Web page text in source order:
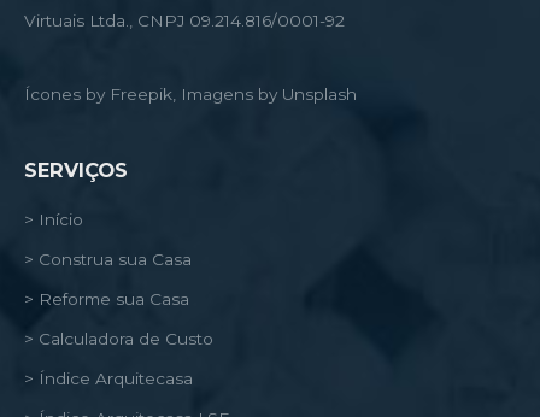
Virtuais Ltda., CNPJ 09.214.816/0001-92
Ícones by Freepik, Imagens by Unsplash
SERVIÇOS
> Início
> Construa sua Casa
> Reforme sua Casa
> Calculadora de Custo
> Índice Arquitecasa